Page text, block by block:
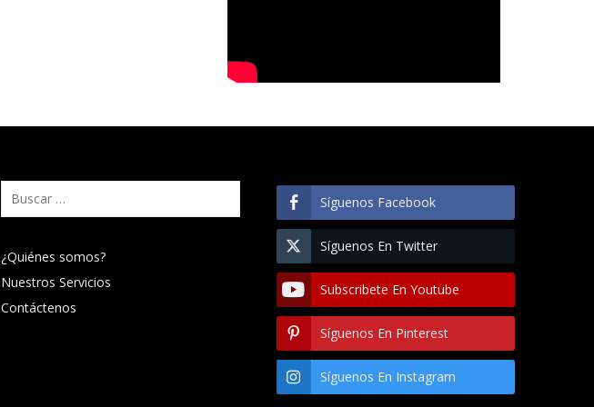
Buscar:
¿Quiénes somos?
Nuestros Servicios
Contáctenos
Síguenos Facebook
Síguenos En Twitter
Subscribete En Youtube
Síguenos En Pinterest
Síguenos En Instagram